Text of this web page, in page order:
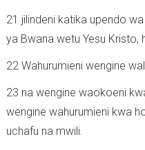
21 jilindeni katika upendo
ya Bwana wetu Yesu Kristo,
22 Wahurumieni wengine
23 na wengine waokoeni
wengine wahurumieni kwa
uchafu na mwili.